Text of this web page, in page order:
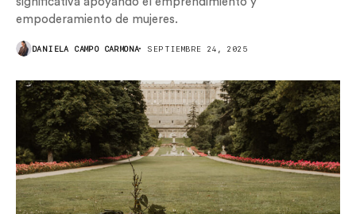
empoderamiento de mujeres.
DANIELA CAMPO CARMONA SEPTIEMBRE 24, 2025